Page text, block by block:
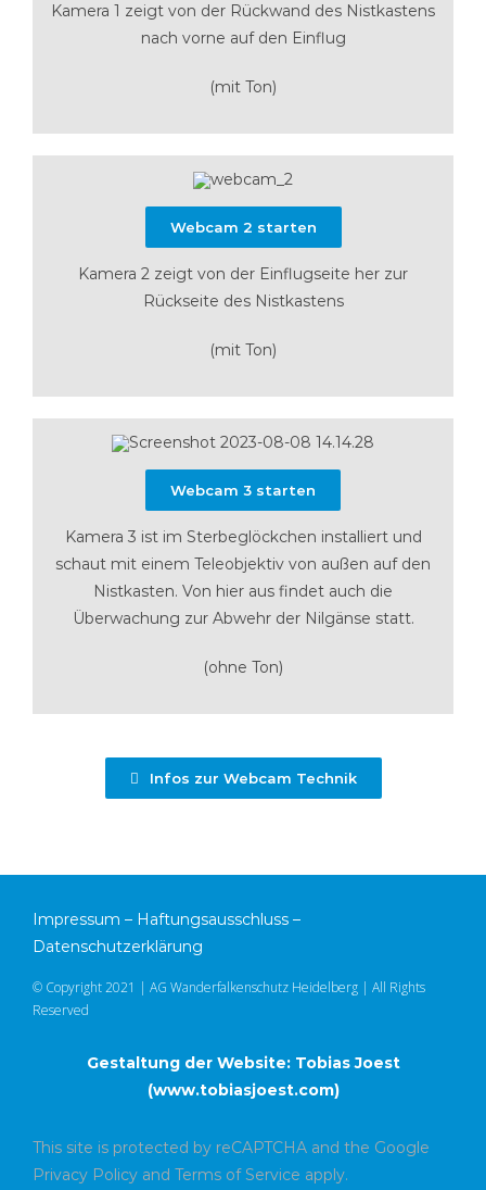
Kamera 1 zeigt von der Rückwand des Nistkastens
nach vorne auf den Einflug
(mit Ton)
Webcam 2 starten
Kamera 2 zeigt von der Einflugseite her zur
Rückseite des Nistkastens
(mit Ton)
Webcam 3 starten
Kamera 3 ist im Sterbeglöckchen installiert und
schaut mit einem Teleobjektiv von außen auf den
Nistkasten. Von hier aus findet auch die
Überwachung zur Abwehr der Nilgänse statt.
(ohne Ton)
Infos zur Webcam Technik
Impressum – Haftungsausschluss –
Datenschutzerklärung
© Copyright 2021 | AG Wanderfalkenschutz Heidelberg | All Rights
Reserved
Gestaltung der Website: Tobias Joest
(www.tobiasjoest.com)
This site is protected by reCAPTCHA and the Google
Privacy Policy and Terms of Service apply.